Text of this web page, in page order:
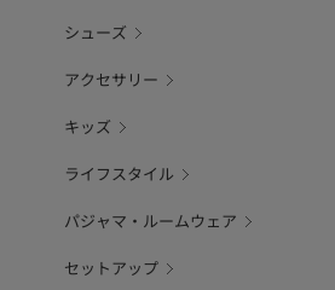
シューズ
アクセサリー
キッズ
ライフスタイル
パジャマ・ルームウェア
セットアップ